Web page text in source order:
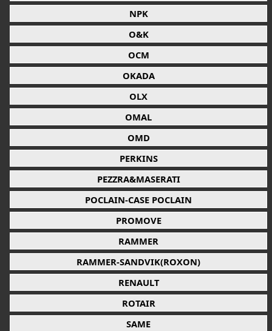
NPK
O&K
OCM
OKADA
OLX
OMAL
OMD
PERKINS
PEZZRA&MASERATI
POCLAIN-CASE POCLAIN
PROMOVE
RAMMER
RAMMER-SANDVIK(ROXON)
RENAULT
ROTAIR
SAME